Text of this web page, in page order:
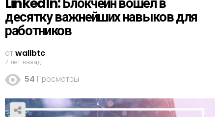
десятку важнейших навыков для
работников
отwallbtc
7 лет назад
54 Просмотры